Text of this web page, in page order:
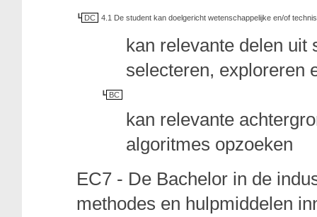
DC 4.1 De student kan doelgericht wetenschappelijke en/of
BC
kan relevante delen uit
selecteren, exploreren
kan relevante
algoritmes opzoeken
EC7 - De Bachelor in de
methodes en hulpmiddelen